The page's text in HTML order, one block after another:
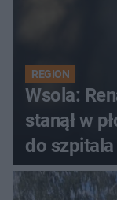
REGION
Wsola:
stanął w
do szpitala